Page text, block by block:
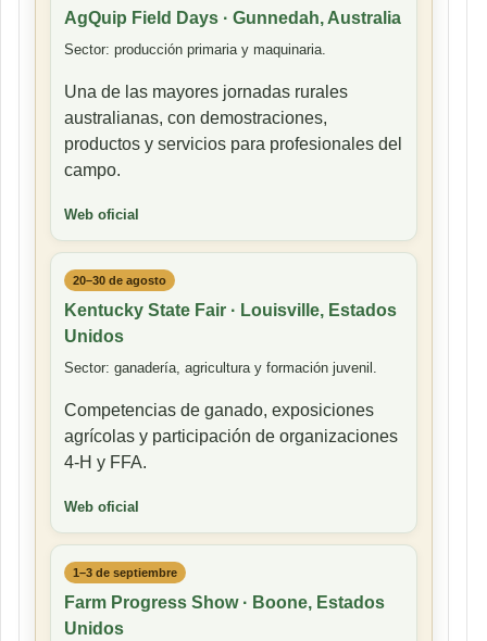
AgQuip Field Days · Gunnedah, Australia
Sector: producción primaria y maquinaria.
Una de las mayores jornadas rurales
australianas, con demostraciones,
productos y servicios para profesionales del
campo.
Web oficial
20–30 de agosto
Kentucky State Fair · Louisville, Estados
Unidos
Sector: ganadería, agricultura y formación juvenil.
Competencias de ganado, exposiciones
agrícolas y participación de organizaciones
4-H y FFA.
Web oficial
1–3 de septiembre
Farm Progress Show · Boone, Estados
Unidos